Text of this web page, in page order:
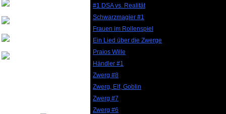
#1 DSA vs. Realität
Schwarzmagier #1
Frauen im Rollenspiel
Ein Lied über die Zwerge
Praios Wille
Händler #1
Zwerg #8
Zwerg, Elf, Goblin
Zwerg #7
Zwerg #6